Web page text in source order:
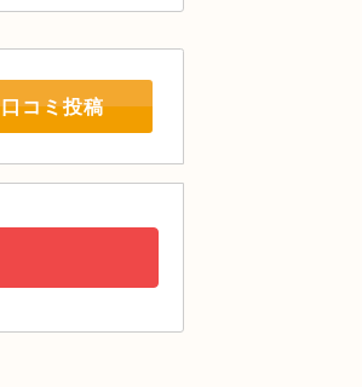
口コミ投稿